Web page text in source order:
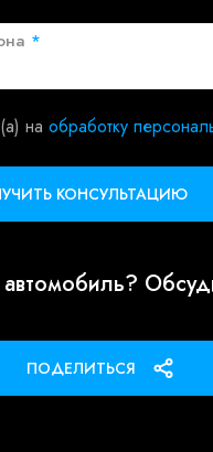
*
на обработку
КОНСУЛЬТАЦИЮ
ПОДЕЛИТЬСЯ